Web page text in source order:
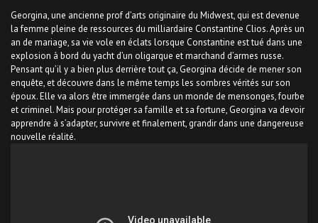
Georgina, une ancienne prof d’arts originaire du Midwest, qui est devenue
la femme pleine de ressources du milliardaire Constantine Clios. Après un
an de mariage, sa vie vole en éclats lorsque Constantine est tué dans une
explosion à bord du yacht d’un oligarque et marchand d’armes russe.
Pensant qu’il y a bien plus derrière tout ça, Georgina décide de mener son
enquête, et découvre dans le même temps les sombres vérités sur son
époux. Elle va alors être immergée dans un monde de mensonges, fourbe
et criminel. Mais pour protéger sa famille et sa fortune, Georgina va devoir
apprendre à s’adapter, survivre et finalement, grandir dans une dangereuse
nouvelle réalité.